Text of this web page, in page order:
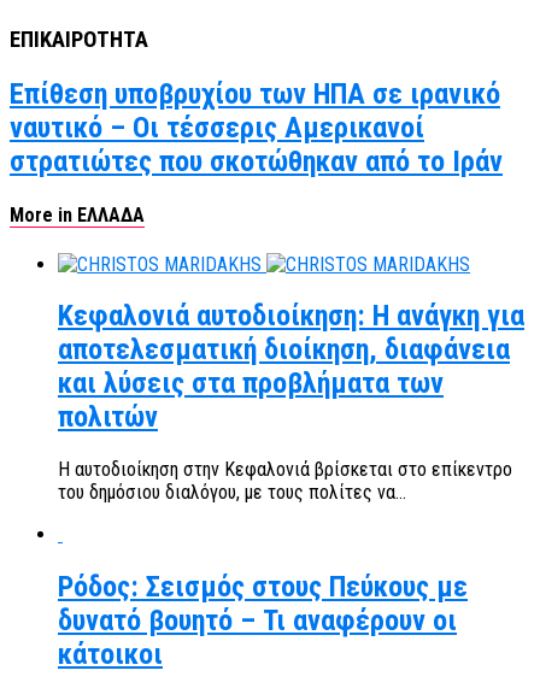
ΕΠΙΚΑΙΡΟΤΗΤΑ
Επίθεση υποβρυχίου των ΗΠΑ σε ιρανικό
ναυτικό – Οι τέσσερις Αμερικανοί
στρατιώτες που σκοτώθηκαν από το Ιράν
More in ΕΛΛΑΔΑ
Κεφαλονιά αυτοδιοίκηση: Η ανάγκη για
αποτελεσματική διοίκηση, διαφάνεια
και λύσεις στα προβλήματα των
πολιτών
Η αυτοδιοίκηση στην Κεφαλονιά βρίσκεται στο επίκεντρο
του δημόσιου διαλόγου, με τους πολίτες να...
Ρόδος: Σεισμός στους Πεύκους με
δυνατό βουητό – Τι αναφέρουν οι
κάτοικοι